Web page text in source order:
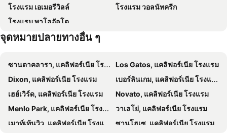
Timbri Hotel San Francisco, Curio Collection by Hilton
แชนเซลเลอร์โฮเทล ออนยูเนียนสแควร์
แฟร์มอนต์ ซานฟรานซิสโก
เดอะเวสทิน เซนต์ฟรานซิส ซานฟรานซิสโก ที่ยูเนียนสแควร์
โรงแรมออร์ชาร์ด
โรงแรมยูเนียนสแควร์พลาซ่า
Hotel Abri
Intercontinental Hotels San Francisco By Ihg
โรงแรมแกรนท์พลาซ่า
San Francisco Yacht Club
Parkside
Belden Place
South of Market
โรงแรม เอเมอรีวิลล์
โรงแรม วอลนัทครีก
โรงแรม พาโลอัลโต
จุดหมายปลายทางอื่น ๆ
ซานตาคลารา, แคลิฟอร์เนีย โรงแรม
Los Gatos, แคลิฟอร์เนีย โรงแรม
Dixon, แคลิฟอร์เนีย โรงแรม
เบอร์ลินเกม, แคลิฟอร์เนีย โรงแรม
เฮย์เวิร์ด, แคลิฟอร์เนีย โรงแรม
Novato, แคลิฟอร์เนีย โรงแรม
Menlo Park, แคลิฟอร์เนีย โรงแรม
วาเลโย่, แคลิฟอร์เนีย โรงแรม
เมาท์เท้นวิว, แคลิฟอร์เนีย โรงแรม
ซานโฮเซ, แคลิฟอร์เนีย โรงแรม